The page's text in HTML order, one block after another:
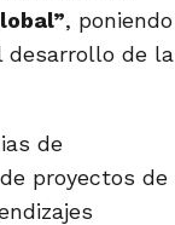
, poniendo
desarrollo de la
de
proyectos de